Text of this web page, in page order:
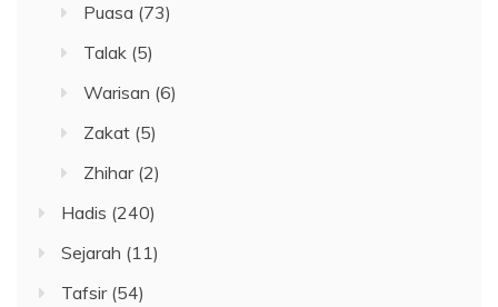
Puasa (73)
Talak (5)
Warisan (6)
Zakat (5)
Zhihar(2)
Hadis (240)
Sejarah (11)
Tafsir(54)